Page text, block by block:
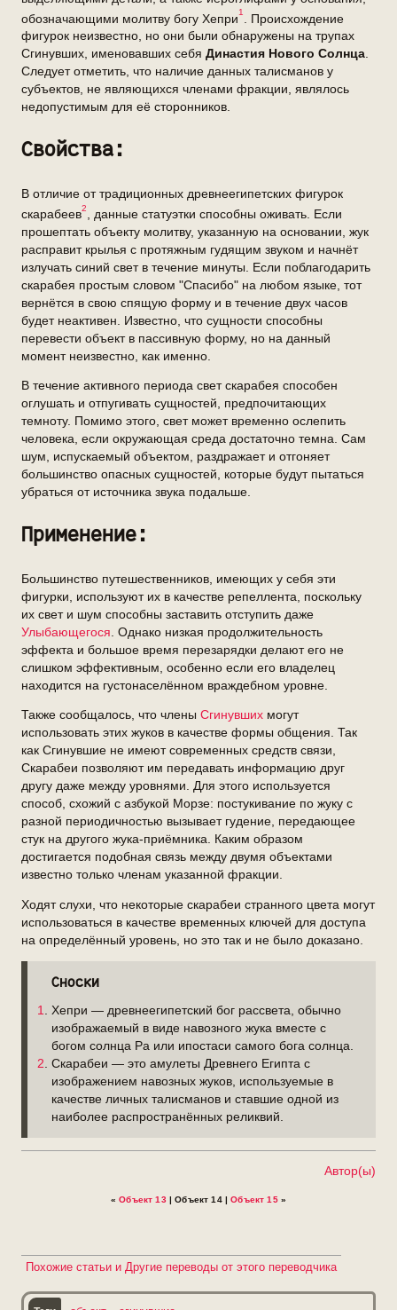
обозначающими молитву богу Хепри1
. Происхождение
фигурок неизвестно, но они были обнаружены на трупах
Сгинувших, именовавших себя Династия Нового Солнца.
Следует отметить, что наличие данных талисманов у
субъектов, не являющихся членами фракции, являлось
недопустимым для её сторонников.
Свойства:
В отличие от традиционных древнеегипетских фигурок
скарабеев2
, данные статуэтки способны оживать. Если
прошептать объекту молитву, указанную на основании, жук
расправит крылья с протяжным гудящим звуком и начнёт
излучать синий свет в течение минуты. Если поблагодарить
скарабея простым словом "Спасибо" на любом языке, тот
вернётся в свою спящую форму и в течение двух часов
будет неактивен. Известно, что сущности способны
перевести объект в пассивную форму, но на данный
момент неизвестно, как именно.
В течение активного периода свет скарабея способен
оглушать и отпугивать сущностей, предпочитающих
темноту. Помимо этого, свет может временно ослепить
человека, если окружающая среда достаточно темна. Сам
шум, испускаемый объектом, раздражает и отгоняет
большинство опасных сущностей, которые будут пытаться
убраться от источника звука подальше.
Применение:
Большинство путешественников, имеющих у себя эти
фигурки, используют их в качестве репеллента, поскольку
их свет и шум способны заставить отступить даже
Улыбающегося . Однако низкая продолжительность
эффекта и большое время перезарядки делают его не
слишком эффективным, особенно если его владелец
находится на густонаселённом враждебном уровне.
Также сообщалось, что члены Сгинувших могут
использовать этих жуков в качестве формы общения. Так
как Сгинувшие не имеют современных средств связи,
Скарабеи позволяют им передавать информацию друг
другу даже между уровнями. Для этого используется
способ, схожий с азбукой Морзе: постукивание по жуку с
разной периодичностью вызывает гудение, передающее
стук на другого жука-приёмника. Каким образом
достигается подобная связь между двумя объектами
известно только членам указанной фракции.
Ходят слухи, что некоторые скарабеи странного цвета могут
использоваться в качестве временных ключей для доступа
на определённый уровень, но это так и не было доказано.
Сноски
1
. Хепри — древнеегипетский бог рассвета, обычно
изображаемый в виде навозного жука вместе с
богом солнца Ра или ипостаси самого бога солнца.
2 . Скарабеи — это амулеты Древнего Египта с
изображением навозных жуков, используемые в
качестве личных талисманов и ставшие одной из
наиболее распространённых реликвий.
Автор(ы)
«Объект 13| Объект 14 |Объект 15»